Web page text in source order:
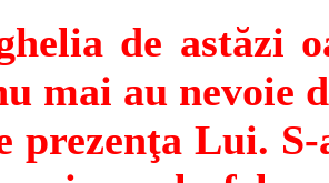
de astăzi
mai au nevoie
prezenţa Lui.